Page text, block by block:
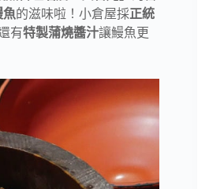
魚的滋味啦！小倉屋採正統
有特製蒲燒醬汁讓鰻魚更